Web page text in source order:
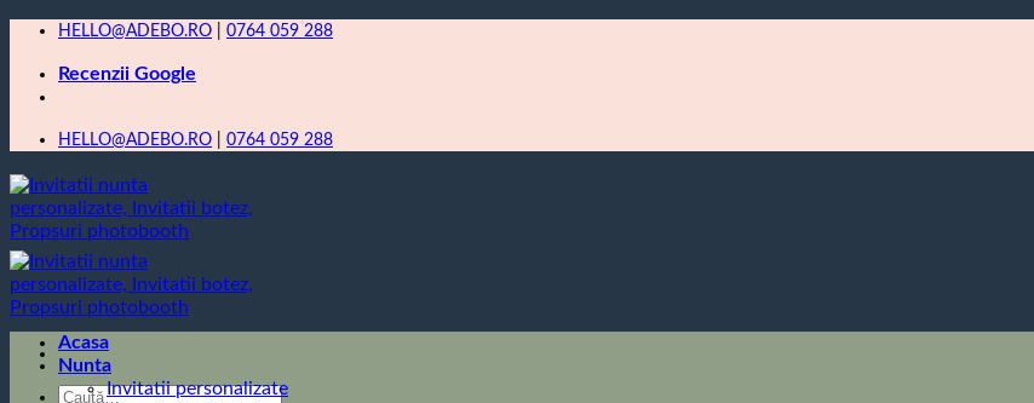
Skip
content
HELLO@ADEBO.RO 0764 059 288
Recenzii Google
HELLO@ADEBO.RO 0764 059 288
Caută
Acasa
Nunta
Invitatii personalizate